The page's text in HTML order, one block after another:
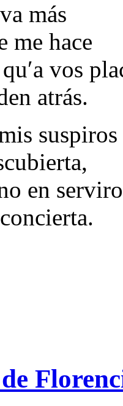
más
me hace
vos
atrás.
suspiros
en